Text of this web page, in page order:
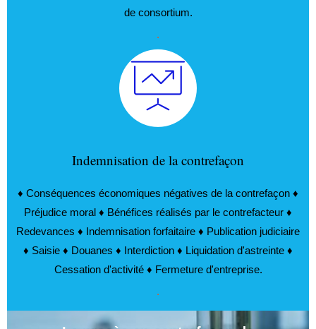
de consortium.
.
Indemnisation de la contrefaçon
♦ Conséquences économiques négatives de la contrefaçon ♦
Préjudice moral ♦ Bénéfices réalisés par le contrefacteur ♦
Redevances ♦ Indemnisation forfaitaire ♦ Publication judiciaire
♦ Saisie ♦ Douanes ♦ Interdiction ♦ Liquidation d'astreinte ♦
Cessation d'activité ♦ Fermeture d'entreprise.
.